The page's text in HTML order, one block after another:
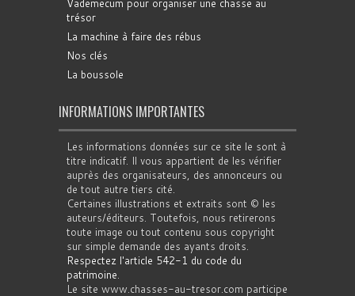
Vademecum pour organiser une chasse au
trésor
La machine à faire des rébus
Nos clés
La boussole
INFORMATIONS IMPORTANTES
Les informations données sur ce site le sont à
titre indicatif. Il vous appartient de les vérifier
auprès des organisateurs, des annonceurs ou
de tout autre tiers cité.
Certaines illustrations et extraits sont © les
auteurs/éditeurs. Toutefois, nous retirerons
toute image ou tout contenu sous copyright
sur simple demande des ayants droits.
Respectez l'article 542-1 du code du
patrimoine.
Le site www.chasses-au-tresor.com participe